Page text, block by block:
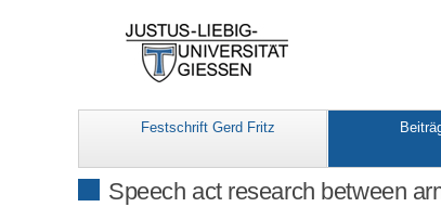
Festschrift Gerd Fritz
Speech act research between